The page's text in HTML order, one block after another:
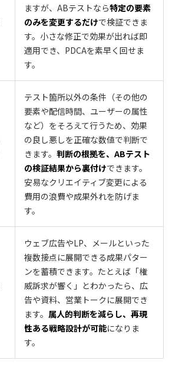
ますが、ABテストなら特定の要素
のみを変更するだけで検証できま
す。小さな修正で効果が出れば即
適用でき、PDCAを素早く回せま
す。
テスト箇所以外の条件（その他の
要素や配信時間、ユーザーの属性
など）をそろえて行うため、効果
の良し悪しを正確な数値で判断で
きます。判断の根拠を、ABテスト
の検証結果から裏付けできます。
安易なクリエイティブ変更による
費用の浪費や成果外れを防げま
す。
ウェブ広告やLP、メールといった
複数接点に展開できる成果パター
ンを蓄積できます。たとえば「権
威訴求が響く」とわかったら、広
告や資料、営業トークに展開でき
ます。 属人的判断を減らし、再現
性ある戦略設計が可能になりま
す。